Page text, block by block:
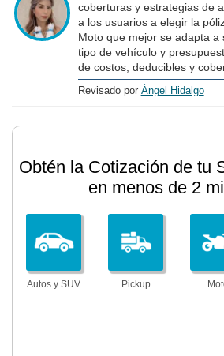
coberturas y estrategias de
a los usuarios a elegir la
Moto que mejor se adapta a
tipo de vehículo y
de costos, deducibles y
Revisado por Ángel Hidalgo
Obtén la Cotización de tu
en menos de 2
Autos y SUV Pickup